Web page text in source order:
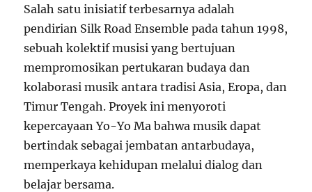
Salah satu inisiatif terbesarnya adalah
pendirian Silk Road Ensemble pada tahun 1998,
sebuah kolektif musisi yang bertujuan
mempromosikan pertukaran budaya dan
kolaborasi musik antara tradisi Asia, Eropa, dan
Timur Tengah. Proyek ini menyoroti
kepercayaan Yo-Yo Ma bahwa musik dapat
bertindak sebagai jembatan antarbudaya,
memperkaya kehidupan melalui dialog dan
belajar bersama.